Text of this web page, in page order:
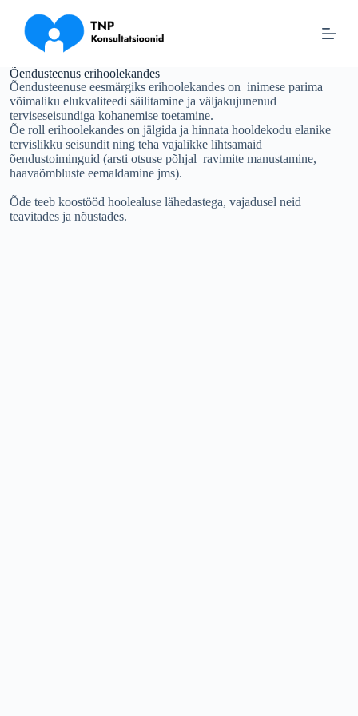
t
o
c
o
n
t
e
n
Õendusteenus erihoolekandes
Õendusteenuse eesmärgiks erihoolekandes on inimese parima
võimaliku elukvaliteedi säilitamine ja väljakujunenud
terviseseisundiga kohanemise toetamine.
Õe roll erihoolekandes on jälgida ja hinnata hooldekodu elanike
tervislikku seisundit ning teha vajalikke lihtsamaid
õendustoiminguid (arsti otsuse põhjal ravimite manustamine,
haavaõmbluste eemaldamine jms).
Õde teeb koostööd hoolealuse lähedastega, vajadusel neid
teavitades ja nõustades.